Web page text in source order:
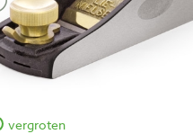
vergroten